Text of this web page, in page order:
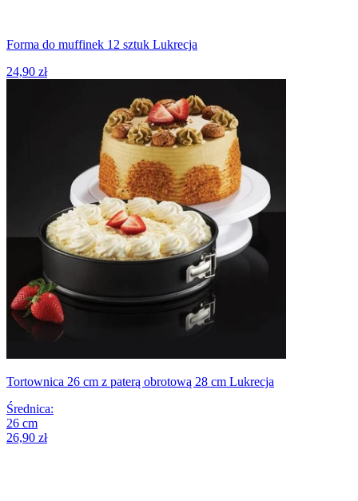
Forma do muffinek 12 sztuk Lukrecja
24,90 zł
Tortownica 26 cm z paterą obrotową 28 cm Lukrecja
Średnica:
26 cm
26,90 zł